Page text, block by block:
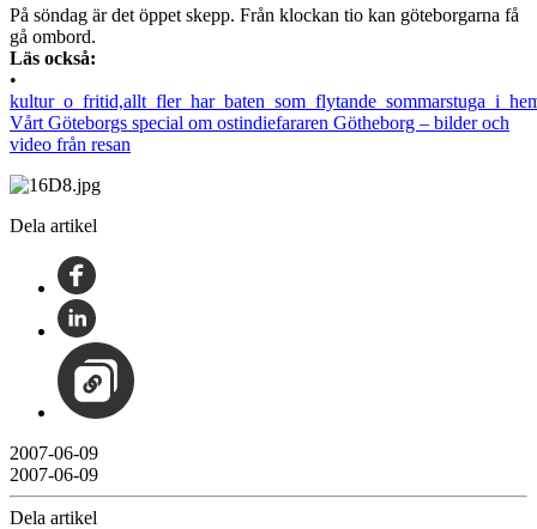
På söndag är det öppet skepp. Från klockan tio kan göteborgarna få
gå ombord.
Läs också:
•
Vårt Göteborgs special om ostindiefararen Götheborg – bilder och
video från resan
Dela artikel
2007-06-09
2007-06-09
Dela artikel